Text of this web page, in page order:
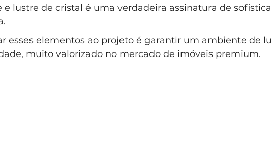
Estilo Clássico Casa Clássica Condomínio EntreVerdes
Condomínio Sainte Anne Campinas
e lustre de cristal é uma verdadeira assinatura de
esses elementos ao projeto é garantir um ambiente de
muito valorizado no mercado de imóveis premium.